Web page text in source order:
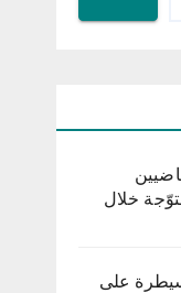
خلال
على